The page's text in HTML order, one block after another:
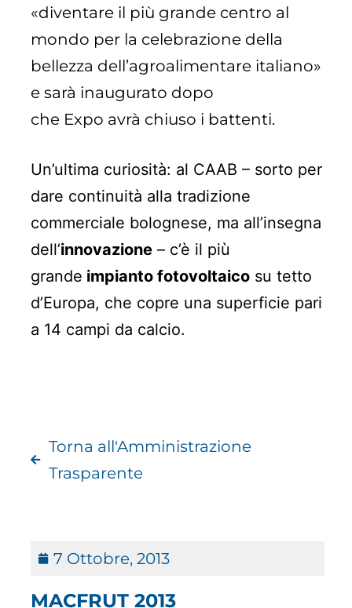
«diventare il più grande centro al
mondo per la celebrazione della
bellezza dell’agroalimentare italiano»
e sarà inaugurato dopo
che Expo avrà chiuso i battenti.
Un’ultima curiosità: al CAAB – sorto per
dare continuità alla tradizione
commerciale bolognese, ma all’insegna
dell’innovazione – c’è il più
grande impianto fotovoltaico su tetto
d’Europa, che copre una superficie pari
a 14 campi da calcio.
Torna all'Amministrazione
Trasparente
7 Ottobre, 2013
MACFRUT 2013